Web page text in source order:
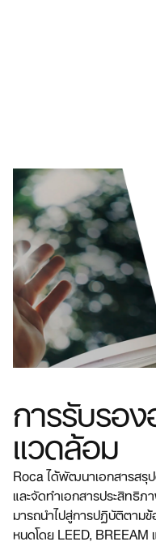
การรับรอ
แวดล้อม
Roca ได้พัฒนาเอกสารส
และจัดทําเอกสารประสิท
มารถนําไปสู่การปฏิบัติตาม
หนดโดย LEED, BREEAM